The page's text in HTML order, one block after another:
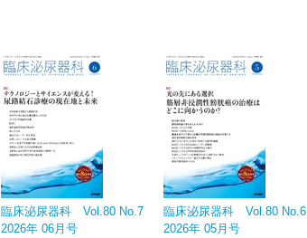
臨床泌尿器科 Vol.80 No.7
2026年 06月号
臨床泌尿器科 Vol.80 No.6
2026年 05月号